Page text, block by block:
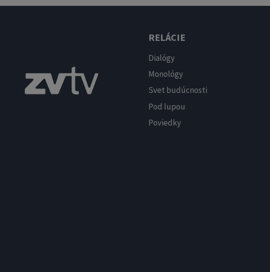
RELÁCIE
Dialógy
Monológy
Svet budúcnosti
Pod lupou
Poviedky